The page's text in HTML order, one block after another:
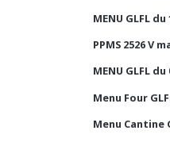
MENU GLFL
PPMS 2526 V
MENU GLFL du
Menu Four
Menu Cantine